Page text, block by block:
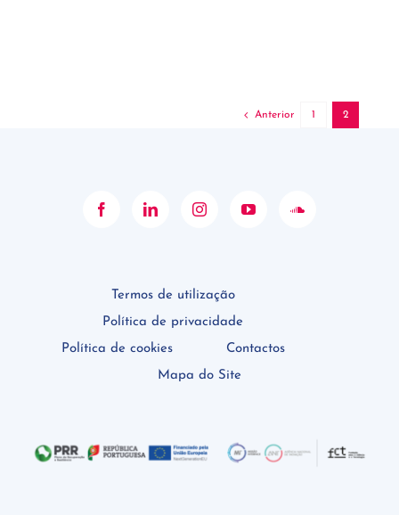
Anterior 1 2
Termos de utilização
Política de privacidade
Política de cookies
Contactos
Mapa do Site